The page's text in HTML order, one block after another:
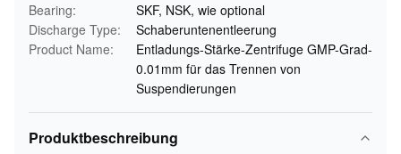
Bearing:
SKF, NSK, wie optional
Discharge Type:
Schaberuntenentleerung
Product Name:
Entladungs-Stärke-Zentrifuge GMP-Grad-
0.01mm für das Trennen von
Suspendierungen
Produktbeschreibung